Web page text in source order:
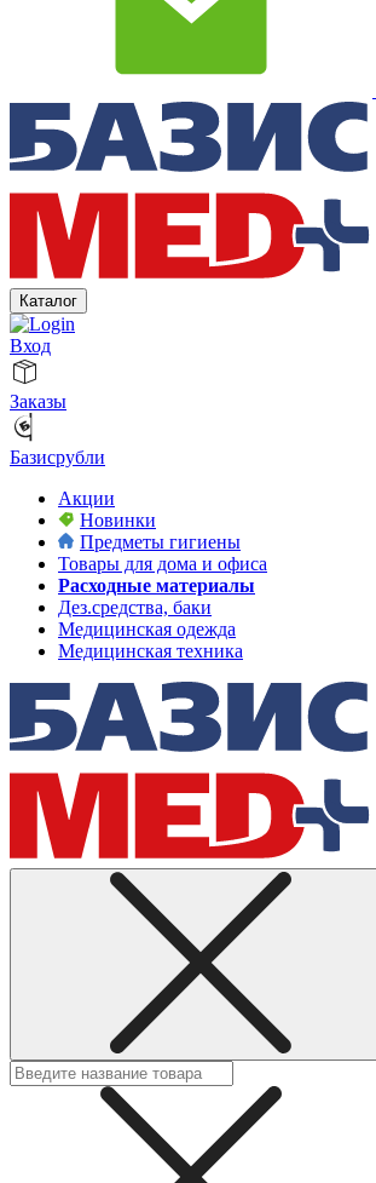
Каталог
Вход
Заказы
Базисрубли
Акции
Новинки
Предметы гигиены
Товары для дома и офиса
Расходные материалы
Дез.средства, баки
Медицинская одежда
Медицинская техника